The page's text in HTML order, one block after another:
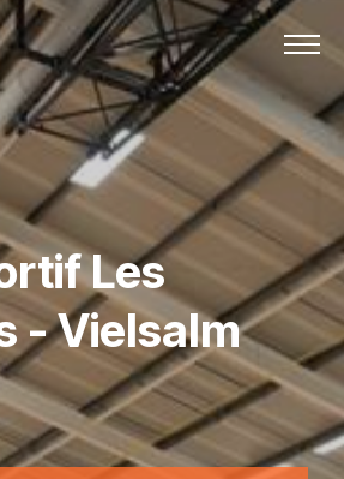
Les
- Vielsalm